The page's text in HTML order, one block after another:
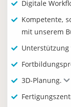
Digitale
Kompetente,
mit unserem
3D-Planung.